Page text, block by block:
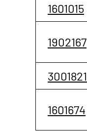
1601015
1902167
3001821
1601674